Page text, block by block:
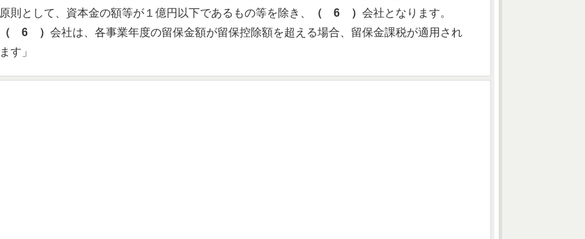
原則として、資本金の額等が１億円以下であるもの等を除き、
（ 6 ） 会社となります。
（ 6 ） 会社は、各事業年度の留保金額が留保控除額を超える場合、留保金課税が適用され
ます」